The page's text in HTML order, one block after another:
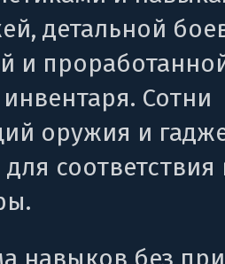
детальной
и
Сотни
оружия и